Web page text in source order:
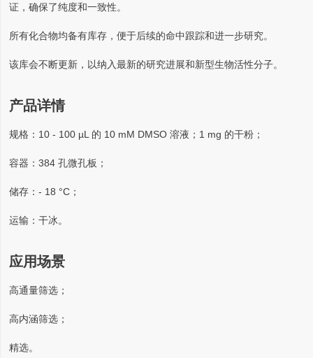
证，确保了纯度和一致性。
所有化合物均备有库存，便于后续的命中跟踪和进一步研究。
该库会不断更新，以纳入最新的研究进展和新型生物活性分子。
产品详情
规格：10 - 100 µL 的 10 mM DMSO 溶液；1 mg 的干粉；
容器：384 孔微孔板；
储存：- 18 °C；
运输：干冰。
应用场景
高通量筛选；
高内涵筛选；
精选。